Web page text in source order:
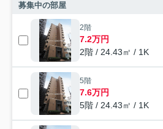
募集中の部屋
2階
7.2万円
2階 / 24.43㎡ / 1K
5階
7.6万円
5階 / 24.43㎡ / 1K